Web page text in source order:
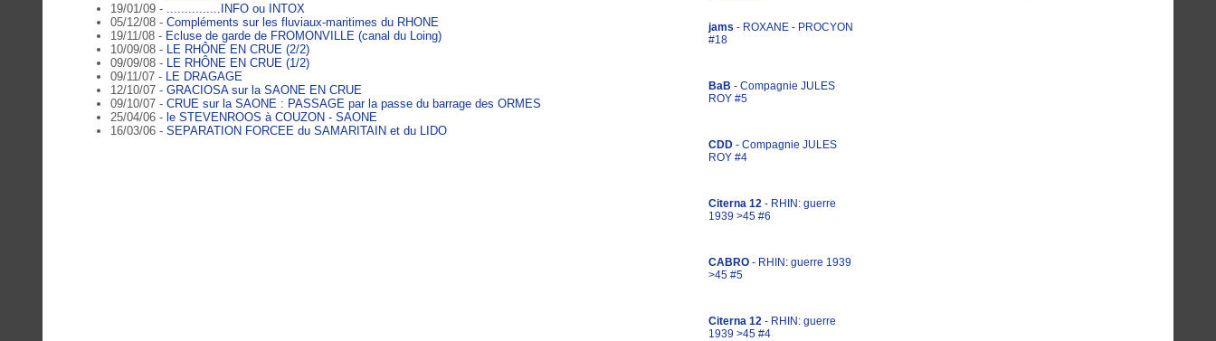
19/01/09 -
...............INFO ou INTOX
05/12/08 - Compléments sur les fluviaux-maritimes du RHONE
19/11/08 - Ecluse de garde de FROMONVILLE (canal du Loing)
10/09/08 - LE RHÔNE EN CRUE (2/2)
09/09/08 - LE RHÔNE EN CRUE (1/2)
09/11/07 - LE DRAGAGE
12/10/07 - GRACIOSA sur la SAONE EN CRUE
09/10/07 - CRUE sur la SAONE : PASSAGE par la passe du barrage des ORMES
25/04/06 - le STEVENROOS à COUZON - SAONE
16/03/06 - SEPARATION FORCEE du SAMARITAIN et du LIDO
jams - ROXANE - PROCYON
#18
BaB - Compagnie JULES
ROY #5
CDD - Compagnie JULES
ROY #4
Citerna 12 - RHIN: guerre
1939 >45 #6
CABRO - RHIN: guerre 1939
>45 #5
Citerna 12 - RHIN: guerre
1939 >45 #4